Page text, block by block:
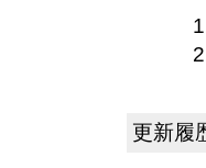
更新履